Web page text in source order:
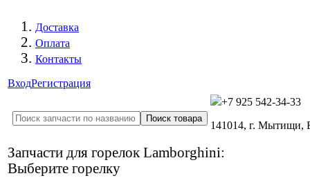
Доставка
Оплата
Контакты
ВходРегистрация
+7 925 542-34-33
141014, г. Мытищи,
Запчасти для горелок Lamborghini:
Выберите горелку